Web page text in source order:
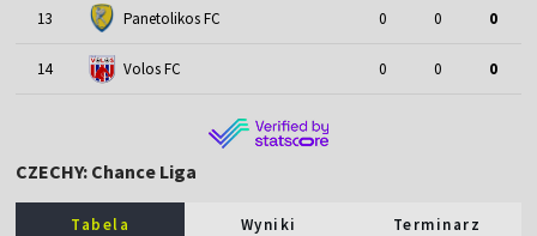
13 Panetolikos FC 0 0 0
14 Volos FC 0 0 0
CZECHY: Chance Liga
Tabela Wyniki Terminarz